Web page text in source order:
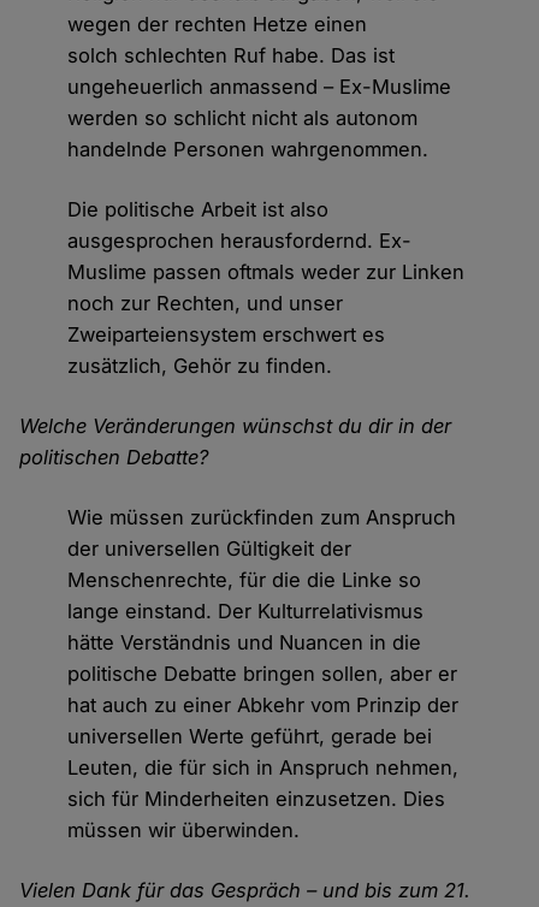
wegen der rechten Hetze einen
solch schlechten Ruf habe. Das ist
ungeheuerlich anmassend – Ex-Muslime
werden so schlicht nicht als autonom
handelnde Personen wahrgenommen.
Die politische Arbeit ist also
ausgesprochen herausfordernd. Ex-
Muslime passen oftmals weder zur Linken
noch zur Rechten, und unser
Zweiparteiensystem erschwert es
zusätzlich, Gehör zu finden.
Welche Veränderungen wünschst du dir in der
politischen Debatte?
Wie müssen zurückfinden zum Anspruch
der universellen Gültigkeit der
Menschenrechte, für die die Linke so
lange einstand. Der Kulturrelativismus
hätte Verständnis und Nuancen in die
politische Debatte bringen sollen, aber er
hat auch zu einer Abkehr vom Prinzip der
universellen Werte geführt, gerade bei
Leuten, die für sich in Anspruch nehmen,
sich für Minderheiten einzusetzen. Dies
müssen wir überwinden.
Vielen Dank für das Gespräch – und bis zum 21.